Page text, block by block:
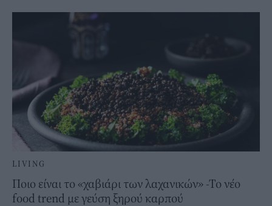
LIVING
Ποιο είναι το «χαβιάρι των λαχανικών» -Το νέο
food trend με γεύση ξηρού καρπού